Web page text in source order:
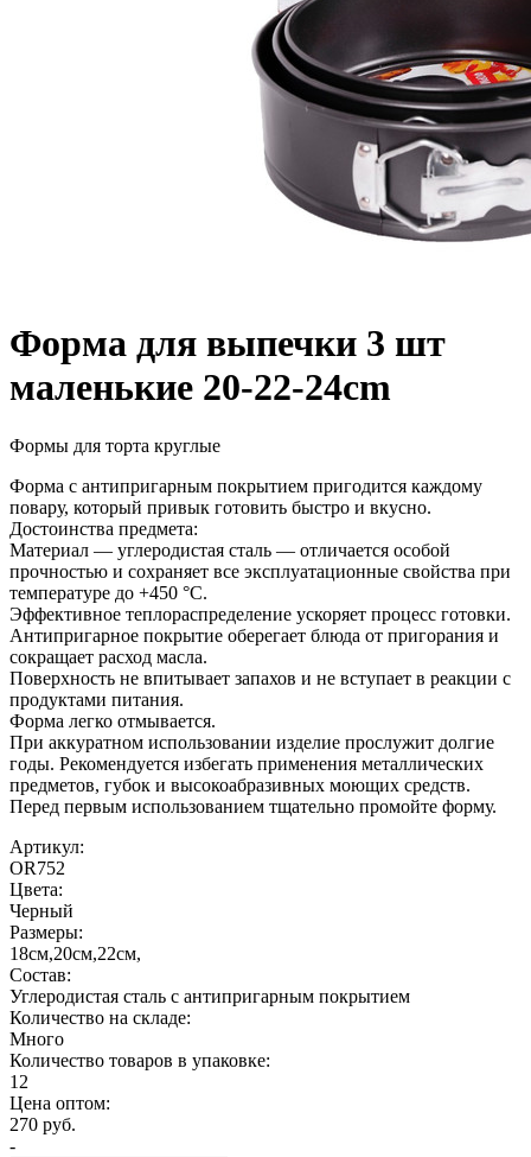
Форма для выпечки 3 шт
маленькие 20-22-24cm
Формы для торта круглые
Форма с антипригарным покрытием пригодится каждому
повару, который привык готовить быстро и вкусно.
Достоинства предмета:
Материал — углеродистая сталь — отличается особой
прочностью и сохраняет все эксплуатационные свойства при
температуре до +450 °С.
Эффективное теплораспределение ускоряет процесс готовки.
Антипригарное покрытие оберегает блюда от пригорания и
сокращает расход масла.
Поверхность не впитывает запахов и не вступает в реакции с
продуктами питания.
Форма легко отмывается.
При аккуратном использовании изделие прослужит долгие
годы. Рекомендуется избегать применения металлических
предметов, губок и высокоабразивных моющих средств.
Перед первым использованием тщательно промойте форму.
Артикул:
OR752
Цвета:
Черный
Размеры:
18см,20см,22см,
Состав:
Углеродистая сталь с антипригарным покрытием
Количество на складе:
Много
Количество товаров в упаковке:
12
Цена оптом:
270 руб.
-